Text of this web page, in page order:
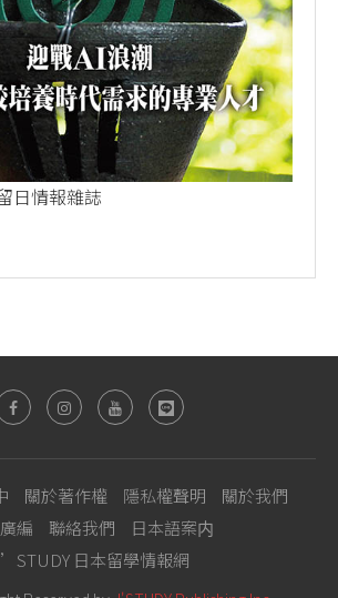
日情報雜誌
關於著作權 隱私權聲明
關於我們
編
聯絡我們
日本語案内
日本留學情報網